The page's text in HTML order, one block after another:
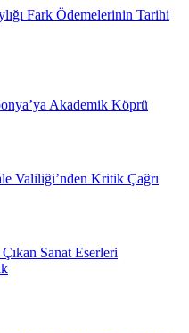
Fark Ödemelerinin Tarihi
Akademik Köprü
Valiliği’nden Kritik Çağrı
Çıkan Sanat Eserleri